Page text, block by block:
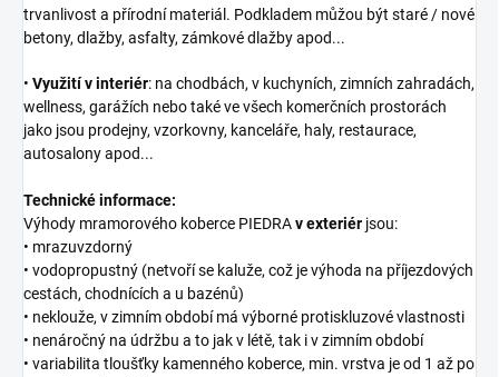
trvanlivost a přírodní materiál. Podkladem můžou být staré / nové
betony, dlažby, asfalty, zámkové dlažby apod...
• Využití v interiér: na chodbách, v kuchyních, zimních zahradách,
wellness, garážích nebo také ve všech komerčních prostorách
jako jsou prodejny, vzorkovny, kanceláře, haly, restaurace,
autosalony apod...
Technické informace:
Výhody mramorového koberce PIEDRAv exteriér jsou:
• mrazuvzdorný
• vodopropustný (netvoří se kaluže, což je výhoda na příjezdových
cestách, chodnících a u bazénů)
• neklouže, v zimním období má výborné protiskluzové vlastnosti
• nenáročný na údržbu a to jak v létě, tak i v zimním období
• variabilita tloušťky kamenného koberce, min. vrstva je od 1 až po